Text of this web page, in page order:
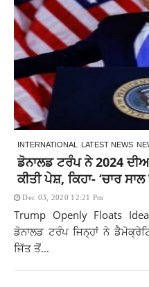
INTERNATIONAL LATEST NEWS
ਡੋਨਾਲਡ ਟਰੰਪ ਨੇ 2024
ਕੀਤੀ ਪੇਸ਼, ਕਿਹਾ- ‘ਚਾਰ
Dec 03, 2020 12:21 Pm
Trump Openly Floats
ਡੋਨਾਲਡ ਟਰੰਪ ਜਿਨ੍ਹਾਂ ਨੇ
ਜਿੱਤ ਤੋਂ...